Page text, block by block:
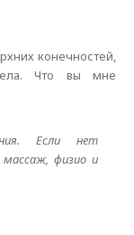
конечностей,
Что вы мне
Если нет
физио и